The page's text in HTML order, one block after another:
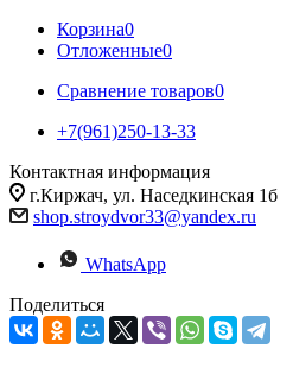
Корзина0
Отложенные0
Сравнение товаров0
+7(961)250-13-33
Контактная информация
г.Киржач, ул. Наседкинская 1б
shop.stroydvor33@yandex.ru
WhatsApp
Поделиться